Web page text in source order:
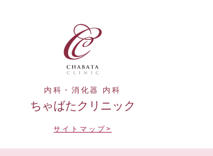
内科・消化器 内科
ちゃばたクリニック
サイトマップ>